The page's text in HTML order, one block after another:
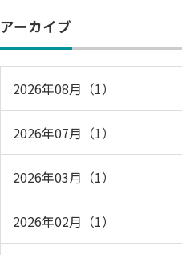
アーカイブ
2026年08月（1）
2026年07月（1）
2026年03月（1）
2026年02月（1）